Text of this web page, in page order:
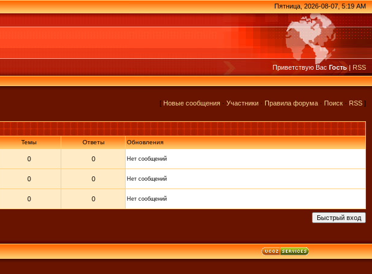
Пятница, 2026-08-07, 5:19 AM
Приветствую Вас Гость|RSS
[ Новые сообщения · Участники · Правила форума · Поиск · RSS ]
Темы Ответы Обновления
0 0 Нет сообщений
0 0 Нет сообщений
0 0 Нет сообщений